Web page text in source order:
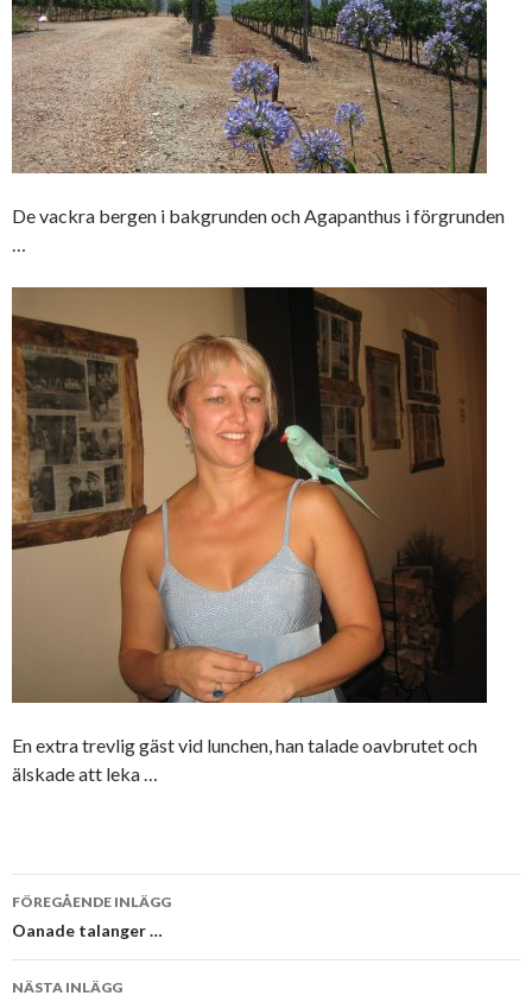
De vackra bergen i bakgrunden och Agapanthus i förgrunden
…
En extra trevlig gäst vid lunchen, han talade oavbrutet och
älskade att leka …
Inläggsnavigering
FÖREGÅENDE INLÄGG
Oanade talanger …
NÄSTA INLÄGG